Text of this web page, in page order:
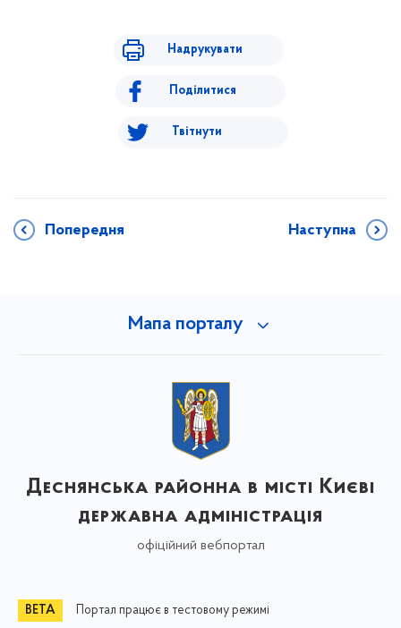
Надрукувати
Поділитися
Твітнути
Попередня Наступна
Мапа порталу
Деснянська районна в місті Києві
державна адміністрація
офіційний вебпортал
Портал працює в тестовому режимі